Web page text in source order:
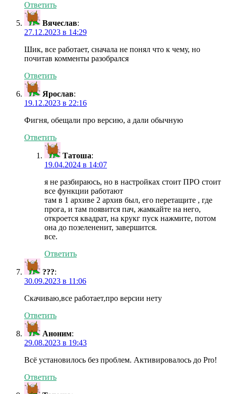
Ответить
Вячеслав:
27.12.2023 в 14:29
Шик, все работает, сначала не понял что к чему, но
почитав комменты разобрался
Ответить
Ярослав:
19.12.2023 в 22:16
Фигня, обещали про версию, а дали обычную
Ответить
Татоша:
19.04.2024 в 14:07
я не разбираюсь, но в настройках стоит ПРО стоит
все функции работают
там в 1 архиве 2 архив был, его перетащите , где
прога, и там появится пач, жамкайте на него,
откроется квадрат, на крукг пуск нажмите, потом
она до позелененит, завершится.
все.
Ответить
???:
30.09.2023 в 11:06
Скачиваю,все работает,про версии нету
Ответить
Аноним:
29.08.2023 в 19:43
Всё установилось без проблем. Активировалось до Pro!
Ответить